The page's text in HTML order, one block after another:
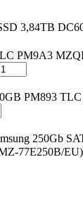
3,84TB
PM9A3
PM893
250Gb
77E250B/EU)